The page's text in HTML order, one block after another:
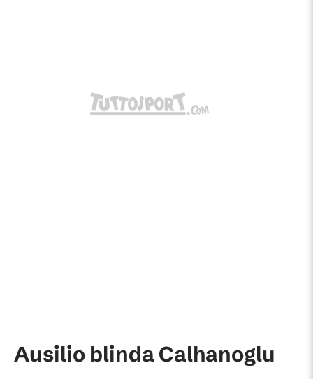
Ausilio blinda Calhanoglu